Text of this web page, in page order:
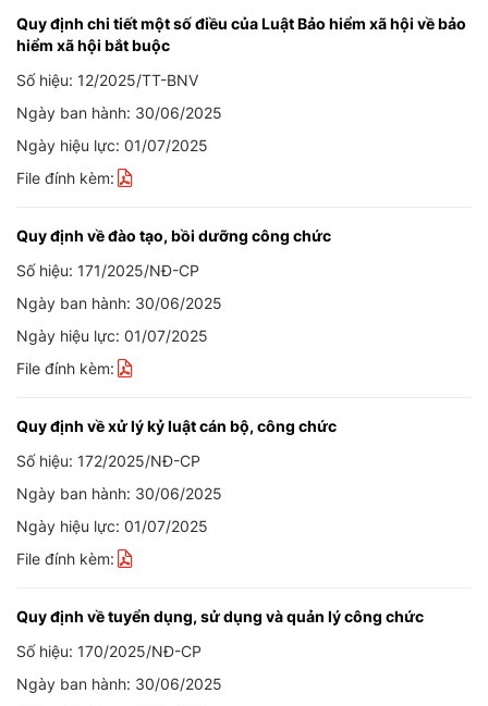
Quy định chi tiết một số điều của Luật Bảo hiểm xã hội về bảo
hiểm xã hội bắt buộc
Số hiệu: 12/2025/TT-BNV
Ngày ban hành: 30/06/2025
Ngày hiệu lực: 01/07/2025
File đính kèm:
Quy định về đào tạo, bồi dưỡng công chức
Số hiệu: 171/2025/NĐ-CP
Ngày ban hành: 30/06/2025
Ngày hiệu lực: 01/07/2025
File đính kèm:
Quy định về xử lý kỷ luật cán bộ, công chức
Số hiệu: 172/2025/NĐ-CP
Ngày ban hành: 30/06/2025
Ngày hiệu lực: 01/07/2025
File đính kèm:
Quy định về tuyển dụng, sử dụng và quản lý công chức
Số hiệu: 170/2025/NĐ-CP
Ngày ban hành: 30/06/2025